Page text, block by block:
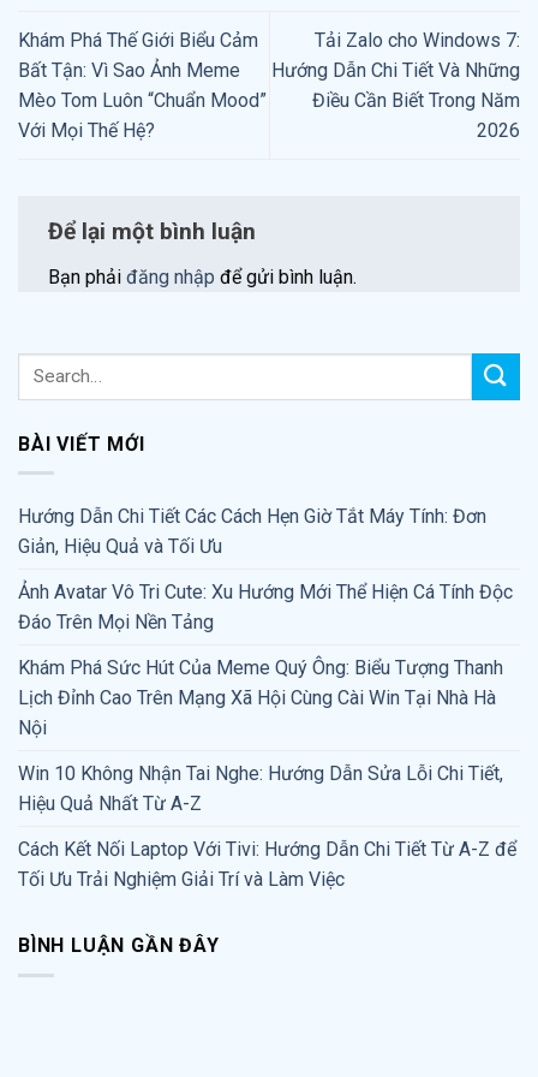
Khám Phá Thế Giới Biểu Cảm
Bất Tận: Vì Sao Ảnh Meme
Mèo Tom Luôn “Chuẩn Mood”
Với Mọi Thế Hệ?
Tải Zalo cho Windows 7:
Hướng Dẫn Chi Tiết Và Những
Điều Cần Biết Trong Năm
2026
Để lại một bình luận
Bạn phải đăng nhập để gửi bình luận.
BÀI VIẾT MỚI
Hướng Dẫn Chi Tiết Các Cách Hẹn Giờ Tắt Máy Tính: Đơn
Giản, Hiệu Quả và Tối Ưu
Ảnh Avatar Vô Tri Cute: Xu Hướng Mới Thể Hiện Cá Tính Độc
Đáo Trên Mọi Nền Tảng
Khám Phá Sức Hút Của Meme Quý Ông: Biểu Tượng Thanh
Lịch Đỉnh Cao Trên Mạng Xã Hội Cùng Cài Win Tại Nhà Hà
Nội
Win 10 Không Nhận Tai Nghe: Hướng Dẫn Sửa Lỗi Chi Tiết,
Hiệu Quả Nhất Từ A-Z
Cách Kết Nối Laptop Với Tivi: Hướng Dẫn Chi Tiết Từ A-Z để
Tối Ưu Trải Nghiệm Giải Trí và Làm Việc
BÌNH LUẬN GẦN ĐÂY